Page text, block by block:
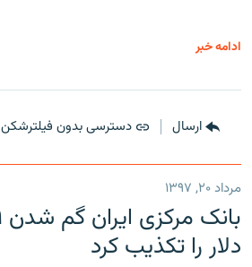
ادامه خبر
ارسال دسترسی بدون فیلترشکن
مرداد ۲۰, ۱۳۹۷
دلار را تکذیب کرد